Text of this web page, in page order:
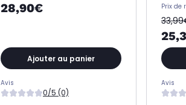
28,90€
Ajouter au panier
Avis
0/5 (0)
Prix de
Avis